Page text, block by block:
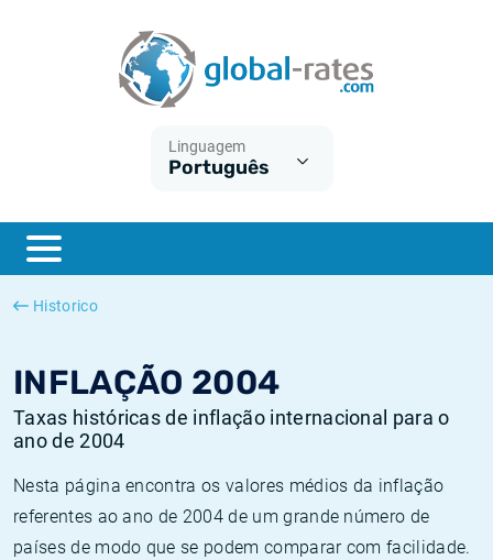
Linguagem
Português
Historico
INFLAÇÃO 2004
Taxas históricas de inflação internacional para o
ano de 2004
Nesta página encontra os valores médios da inflação
referentes ao ano de 2004 de um grande número de
países de modo que se podem comparar com facilidade.
ESTER
SONIA
O que é a inflação do IPC?
O que é a inflação do IHPC?
Inflação Estados Unidos
Inflação Europa
Taxas Euribor históricas
Taxas ESTER históricas
Taxas SONIA históricas
Taxas TONAR históricas
Calculadora de inflação